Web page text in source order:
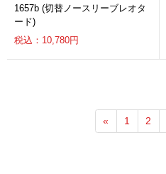
1657b (切替ノースリーブレオタ
ード)
税込：10,780円
« 1 2